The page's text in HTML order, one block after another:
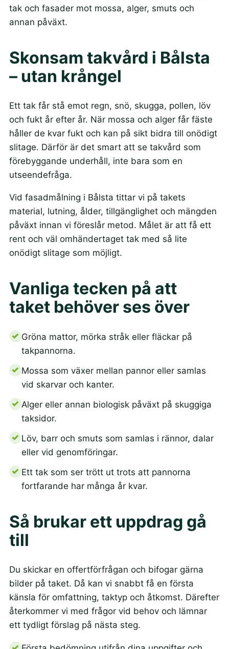
tak och fasader mot mossa, alger, smuts och
annan påväxt.
Skonsam takvård i Bålsta
– utan krångel
Ett tak får stå emot regn, snö, skugga, pollen, löv
och fukt år efter år. När mossa och alger får fäste
håller de kvar fukt och kan på sikt bidra till onödigt
slitage. Därför är det smart att se takvård som
förebyggande underhåll, inte bara som en
utseendefråga.
Vid fasadmålning i Bålsta tittar vi på takets
material, lutning, ålder, tillgänglighet och mängden
påväxt innan vi föreslår metod. Målet är att få ett
rent och väl omhändertaget tak med så lite
onödigt slitage som möjligt.
Vanliga tecken på att
taket behöver ses över
Gröna mattor, mörka stråk eller fläckar på
takpannorna.
Mossa som växer mellan pannor eller samlas
vid skarvar och kanter.
Alger eller annan biologisk påväxt på skuggiga
taksidor.
Löv, barr och smuts som samlas i rännor, dalar
eller vid genomföringar.
Ett tak som ser trött ut trots att pannorna
fortfarande har många år kvar.
Så brukar ett uppdrag gå
till
Du skickar en offertförfrågan och bifogar gärna
bilder på taket. Då kan vi snabbt få en första
känsla för omfattning, taktyp och åtkomst. Därefter
återkommer vi med frågor vid behov och lämnar
ett tydligt förslag på nästa steg.